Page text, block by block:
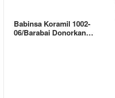
Babinsa Koramil 1002-
06/Barabai Donorkan…